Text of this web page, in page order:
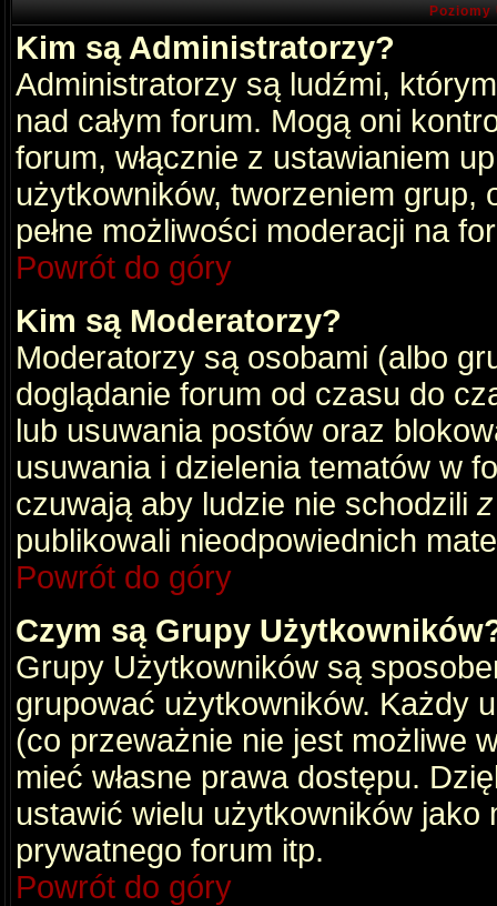
Kim są Administratorzy?
Administratorzy są ludźmi,
nad całym forum. Mogą oni
forum, włącznie z ustawianiem
użytkowników, tworzeniem grup,
pełne możliwości moderacji na
Powrót do góry
Kim są Moderatorzy?
Moderatorzy są osobami (albo
doglądanie forum od czasu do
lub usuwania postów oraz
usuwania i dzielenia tematów w
czuwają aby ludzie nie schodzili
publikowali nieodpowiednich
Powrót do góry
Czym są Grupy
Grupy Użytkowników są
grupować użytkowników. Każdy
(co przeważnie nie jest możliwe
mieć własne prawa dostępu.
ustawić wielu użytkowników
prywatnego forum itp.
Powrót do góry